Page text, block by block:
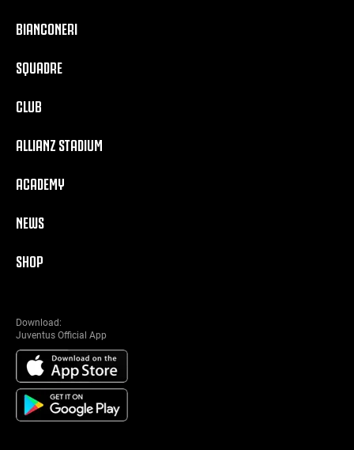
BIANCONERI
SQUADRE
CLUB
ALLIANZ STADIUM
ACADEMY
NEWS
SHOP
Download:
Juventus Official App